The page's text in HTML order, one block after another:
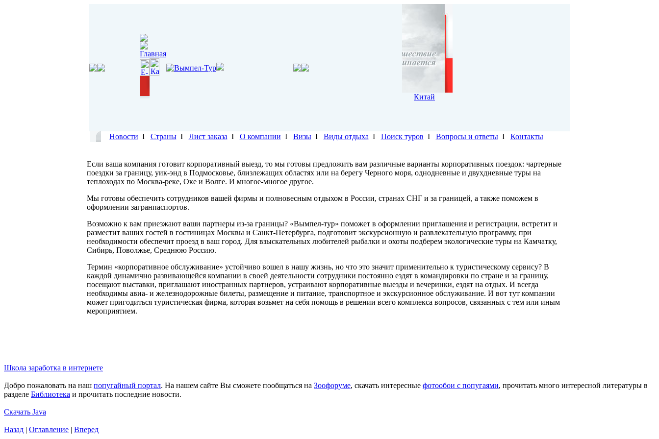
Китай
Новости I СтраныI Лист заказа I О компании I ВизыI Виды отдыха I Поиск туров I Вопросы и ответыI Контакты
Если ваша компания готовит корпоративный выезд, то мы готовы предложить вам различные варианты корпоративных поездок: чартерные
поездки за границу, уик-энд в Подмосковье, близлежащих областях или на берегу Черного моря, однодневные и двухдневные туры на
теплоходах по Москва-реке, Оке и Волге. И многое-многое другое.
Мы готовы обеспечить сотрудников вашей фирмы и полновесным отдыхом в России, странах СНГ и за границей, а также поможем в
оформлении загранпаспортов.
Возможно к вам приезжают ваши партнеры из-за границы? «Вымпел-тур» поможет в оформлении приглашения и регистрации, встретит и
разместит ваших гостей в гостиницах Москвы и Санкт-Петербурга, подготовит экскурсионную и развлекательную программу, при
необходимости обеспечит проезд в ваш город. Для взыскательных любителей рыбалки и охоты подберем экологические туры на Камчатку,
Сибирь, Поволжье, Среднюю Россию.
Термин «корпоративное обслуживание» устойчиво вошел в нашу жизнь, но что это значит применительно к туристическому сервису? В
каждой динамично развивающейся компании в своей деятельности сотрудники постоянно ездят в командировки по стране и за границу,
посещают выставки, приглашают иностранных партнеров, устраивают корпоративные выезды и вечеринки, ездят на отдых. И всегда
необходимы авиа- и железнодорожные билеты, размещение и питание, транспортное и экскурсионное обслуживание. И вот тут компании
может пригодиться туристическая фирма, которая возьмет на себя помощь в решении всего комплекса вопросов, связанных с тем или иным
мероприятием.
Школа заработка в интернете
Добро пожаловать на наш попугайный портал. На нашем сайте Вы сможете пообщаться на Зоофоруме, скачать интересные фотообои с попугаями, прочитать много интересной литературы в
разделе Библиотека и прочитать последние новости.
Скачать Java
Назад | Оглавление | Вперед